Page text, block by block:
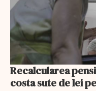
Recalcularea
costa sute de lei